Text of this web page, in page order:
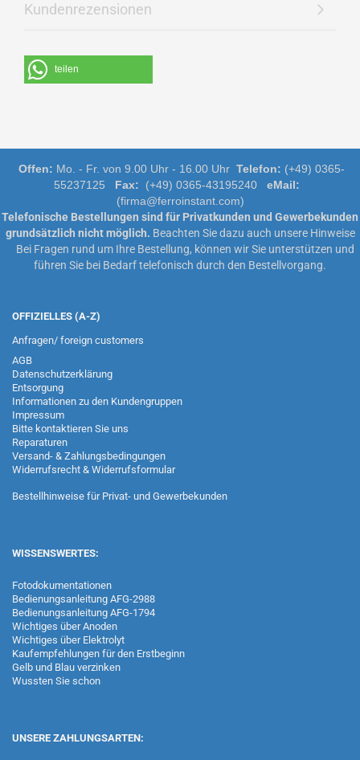
Kundenrezensionen
teilen
Offen: Mo. - Fr. von 9.00 Uhr - 16.00 Uhr Telefon: (+49) 0365-
55237125 Fax: (+49) 0365-43195240 eMail:
(firma@ferroinstant.com)
Telefonische Bestellungen sind für Privatkunden und Gewerbekunden
grundsätzlich nicht möglich. Beachten Sie dazu auch unsere Hinweise
Bei Fragen rund um Ihre Bestellung, können wir Sie unterstützen und
führen Sie bei Bedarf telefonisch durch den Bestellvorgang.
OFFIZIELLES (A-Z)
Anfragen/ foreign customers
AGB
Datenschutzerklärung
Entsorgung
Informationen zu den Kundengruppen
Impressum
Bitte kontaktieren Sie uns
Reparaturen
Versand- & Zahlungsbedingungen
Widerrufsrecht & Widerrufsformular
Bestellhinweise für Privat- und Gewerbekunden
WISSENSWERTES:
Fotodokumentationen
Bedienungsanleitung AFG-2988
Bedienungsanleitung AFG-1794
Wichtiges über Anoden
Wichtiges über Elektrolyt
Kaufempfehlungen für den Erstbeginn
Gelb und Blau verzinken
Wussten Sie schon
UNSERE ZAHLUNGSARTEN: